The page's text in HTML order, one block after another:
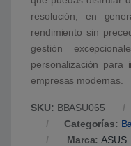
resolución, en
rendimiento sin
gestión
personalización
empresas modernas.
SKU: BBASU065
Categorías:
Marca:ASUS